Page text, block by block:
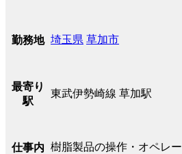
勤務地 埼玉県 草加市
最寄り
駅
東武伊勢崎線 草加駅
仕事内 樹脂製品の操作・オペレ